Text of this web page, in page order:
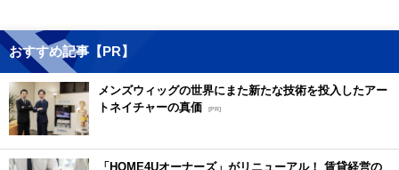
おすすめ記事【PR】
メンズウィッグの世界にまた新たな技術を投入したアー
トネイチャーの真価 [PR]
「HOME4Uオーナーズ」がリニューアル！ 賃貸経営の